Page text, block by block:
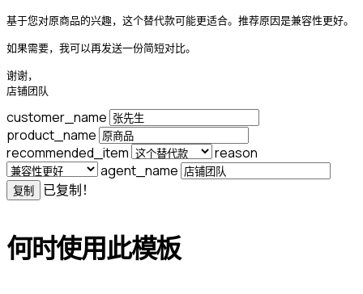
基于您对原商品的兴趣，这个替代款可能更适合。推荐原因是兼容性更好。
如果需要，我可以再发送一份简短对比。
谢谢，
店铺团队
customer_name
product_name
recommended_item
reason
agent_name
复制 已复制！
何时使用此模板